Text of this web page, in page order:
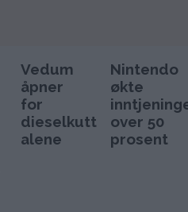
Vedum
åpner
for
dieselkutt
alene
Nintendo
økte
over 50
prosent